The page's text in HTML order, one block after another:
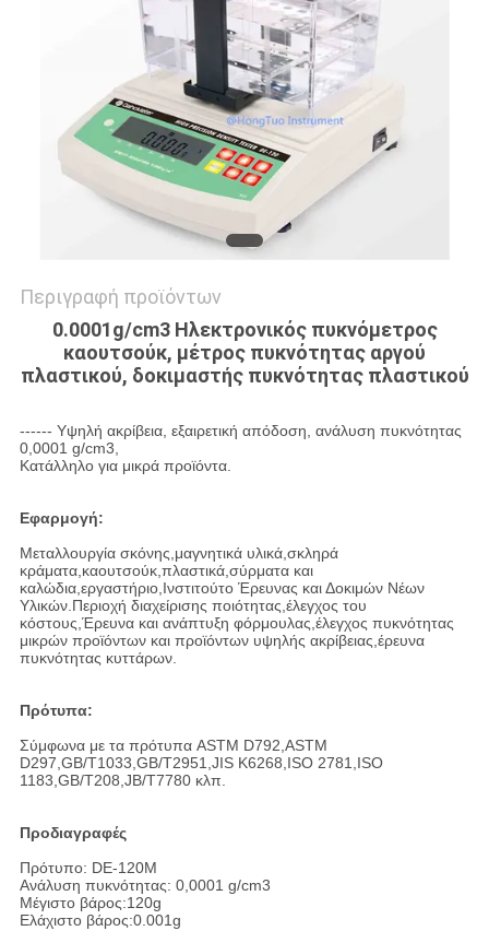
Περιγραφή προϊόντων
0.0001g/cm3 Ηλεκτρονικός πυκνόμετρος
καουτσούκ, μέτρος πυκνότητας αργού
πλαστικού, δοκιμαστής πυκνότητας πλαστικού
------ Υψηλή ακρίβεια, εξαιρετική απόδοση, ανάλυση πυκνότητας
0,0001 g/cm3,
Κατάλληλο για μικρά προϊόντα.
Εφαρμογή:
Μεταλλουργία σκόνης,μαγνητικά υλικά,σκληρά
κράματα,καουτσούκ,πλαστικά,σύρματα και
καλώδια,εργαστήριο,Ινστιτούτο Έρευνας και Δοκιμών Νέων
Υλικών.Περιοχή διαχείρισης ποιότητας,έλεγχος του
κόστους,Έρευνα και ανάπτυξη φόρμουλας,έλεγχος πυκνότητας
μικρών προϊόντων και προϊόντων υψηλής ακρίβειας,έρευνα
πυκνότητας κυττάρων.
Πρότυπα:
Σύμφωνα με τα πρότυπα ASTM D792,ASTM
D297,GB/T1033,GB/T2951,JIS K6268,ISO 2781,ISO
1183,GB/T208,JB/T7780 κλπ.
Προδιαγραφές
Πρότυπο: DE-120M
Ανάλυση πυκνότητας: 0,0001 g/cm3
Μέγιστο βάρος:120g
Ελάχιστο βάρος:0.001g